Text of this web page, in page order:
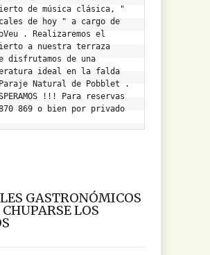
de música clásica, "
de hoy " a cargo de
. Realizaremos el
a nuestra terraza
disfrutamos de una
ideal en la falda
Natural de Pobblet .
!!! Para reservas
869 o bien por privado
GASTRONÓMICOS
LOS